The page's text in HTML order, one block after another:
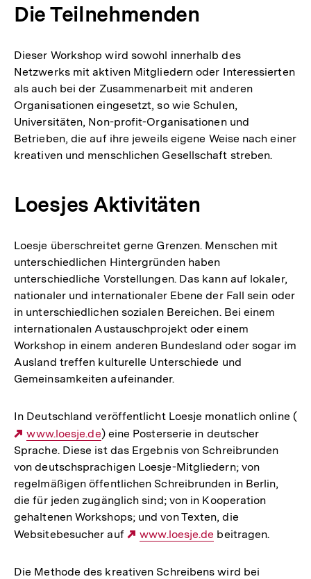
Die Teilnehmenden
Dieser Workshop wird sowohl innerhalb des
Netzwerks mit aktiven Mitgliedern oder Interessierten
als auch bei der Zusammenarbeit mit anderen
Organisationen eingesetzt, so wie Schulen,
Universitäten, Non-profit-Organisationen und
Betrieben, die auf ihre jeweils eigene Weise nach einer
kreativen und menschlichen Gesellschaft streben.
Loesjes Aktivitäten
Loesje überschreitet gerne Grenzen. Menschen mit
unterschiedlichen Hintergründen haben
unterschiedliche Vorstellungen. Das kann auf lokaler,
nationaler und internationaler Ebene der Fall sein oder
in unterschiedlichen sozialen Bereichen. Bei einem
internationalen Austauschprojekt oder einem
Workshop in einem anderen Bundesland oder sogar im
Ausland treffen kulturelle Unterschiede und
Gemeinsamkeiten aufeinander.
In Deutschland veröffentlicht Loesje monatlich online (
Externer
Link:
www.loesje.de) eine Posterserie in deutscher
Sprache. Diese ist das Ergebnis von Schreibrunden
von deutschsprachigen Loesje-Mitgliedern; von
regelmäßigen öffentlichen Schreibrunden in Berlin,
die für jeden zugänglich sind; von in Kooperation
gehaltenen Workshops; und von Texten, die
Websitebesucher auf
Externer
www.loesje.de beitragen.
Die Methode des kreativen Schreibens wird bei